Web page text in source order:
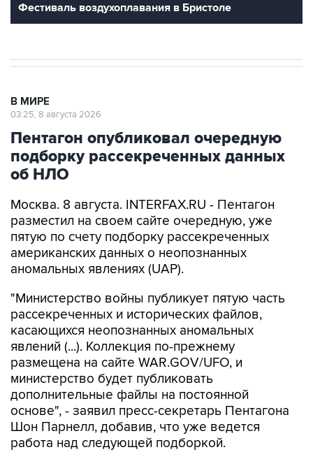
Фестиваль воздухоплавания в Бристоле
В МИРЕ
03:25, 8 августа 2026
Пентагон опубликовал очередную
подборку рассекреченных данных
об НЛО
Москва. 8 августа. INTERFAX.RU - Пентагон
разместил на своем сайте очередную, уже
пятую по счету подборку рассекреченных
американских данных о неопознанных
аномальных явлениях (UAP).
"Министерство войны публикует пятую часть
рассекреченных и исторических файлов,
касающихся неопознанных аномальных
явлений (...). Коллекция по-прежнему
размещена на сайте WAR.GOV/UFO, и
министерство будет публиковать
дополнительные файлы на постоянной
основе", - заявил пресс-секретарь Пентагона
Шон Парнелл, добавив, что уже ведется
работа над следующей подборкой.